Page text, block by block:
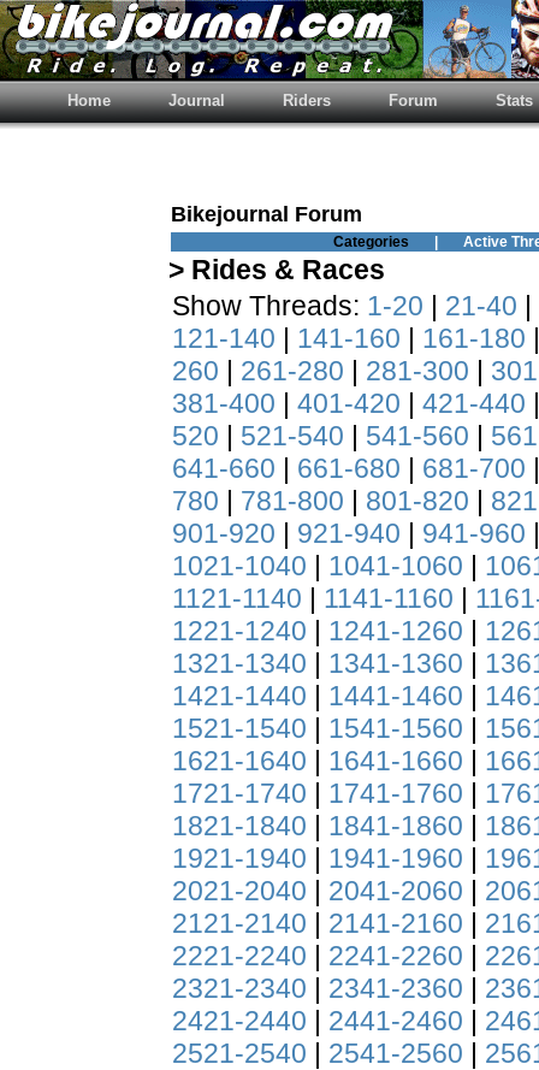
Home Journal Riders Forum Stats
Bikejournal Forum
Categories Active
> Rides & Races
Show Threads: 1-20 | 21-40 |
121-140 | 141-160 | 161-180
260 | 261-280 | 281-300 |
381-400 | 401-420 | 421-440
520 | 521-540 | 541-560 |
641-660 | 661-680 | 681-700
780 | 781-800 | 801-820 |
901-920 | 921-940 | 941-960
1021-1040 | 1041-1060 |
1121-1140 | 1141-1160 |
1221-1240 | 1241-1260 |
1321-1340 | 1341-1360 |
1421-1440 | 1441-1460 |
1521-1540 | 1541-1560 |
1621-1640 | 1641-1660 |
1721-1740 | 1741-1760 |
1821-1840 | 1841-1860 |
1921-1940 | 1941-1960 |
2021-2040 | 2041-2060 |
2121-2140 | 2141-2160 |
2221-2240 | 2241-2260 |
2321-2340 | 2341-2360 |
2421-2440 | 2441-2460 |
2521-2540 | 2541-2560 |